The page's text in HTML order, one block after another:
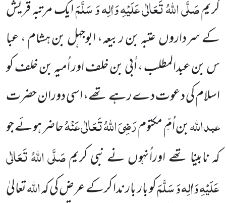
کریمصَلَّی اللّٰہُ تَعَالٰی عَلَیْہِ وَاٰلِہ وَ سَلَّمَایک مرتبہ قریش
کے سرداروںعتبہ بنربیعہ، ابوجہل بن ہشام ، عبا
س بن عبدالمطلب ، اُبی بن خلف اور اُمیہ بن خلف کو
اسلام کی دعوت دے رہے تھے، اسیدوران حضرت
عبداللّٰہبن اُمِّ مکتومرَضِیَ اللّٰہُ تَعَالٰی عَنْہُحاضر ہوئے جو
کہ نابینا تھے اوراُنہوں نے نبی کریمصَلَّی اللّٰہُ تَعَالٰی
عَلَیْہِ وَاٰلِہ وَسَلَّمَکو بار بار ندا کرکے عرض کی کہاللّٰہتعالیٰ